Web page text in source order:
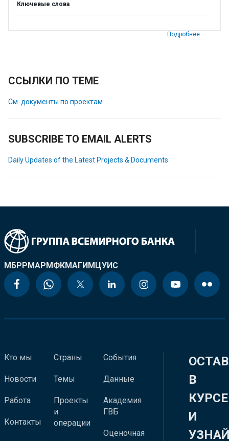
Ключевые слова
Подробнее
ССЫЛКИ ПО ТЕМЕ
См. документы по проектам
SUBSCRIBE TO EMAIL ALERTS
Daily Updates of the Latest Projects & Documents
МБРРМАРМФКМАГИМЦУИС
Кто мы
Новости
Работа
Контакты
Страны
Темы
Проекты
и
операции
События
Данные
Академия
ГВБ
Оценочная
В
КУРСЕ
И